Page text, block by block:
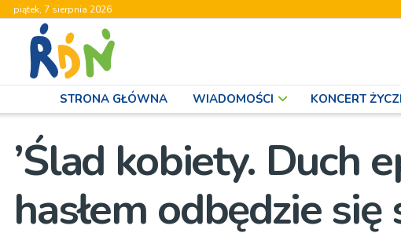
piątek, 7 sierpnia 2026
STRONA GŁÓWNA WIADOMOŚCI KONCERT
’Ślad kobiety. Duch
hasłem odbędzie